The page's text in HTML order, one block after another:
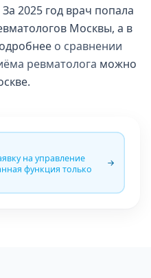
2025 год врач попала
Москвы, а в
о сравнении
ревматолога можно
на управление
функция только